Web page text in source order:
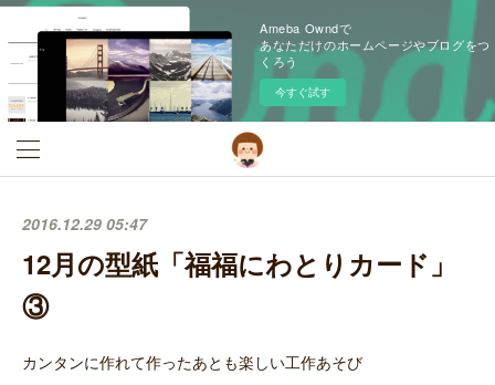
Ameba Owndで
あなただけのホームページやブログをつ
くろう
今すぐ試す
2016.12.29 05:47
12月の型紙「福福にわとりカード」
③
カンタンに作れて作ったあとも楽しい工作あそび